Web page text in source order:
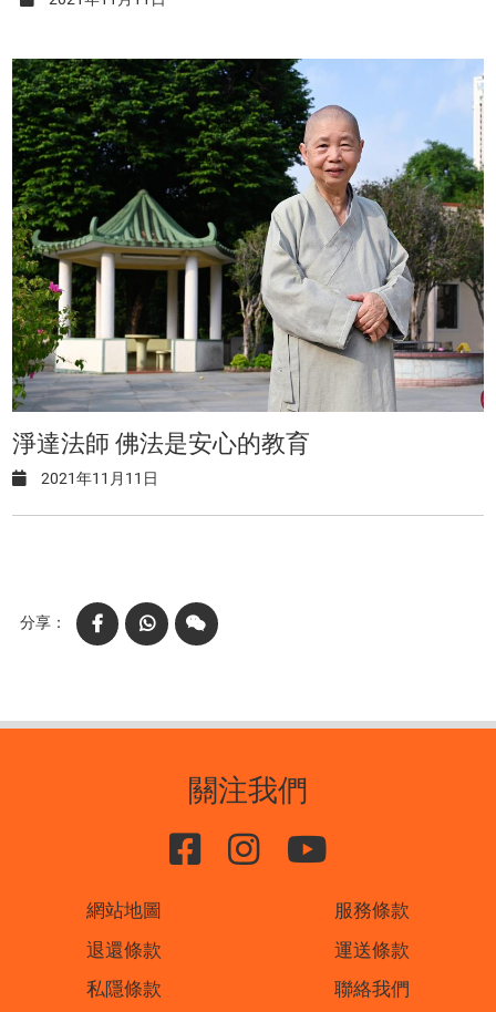
淨達法師 佛法是安心的教育
2021年11月11日
FacebookWhatsAppWeChat
關注我們
網站地圖
服務條款
退還條款
運送條款
私隱條款
聯絡我們